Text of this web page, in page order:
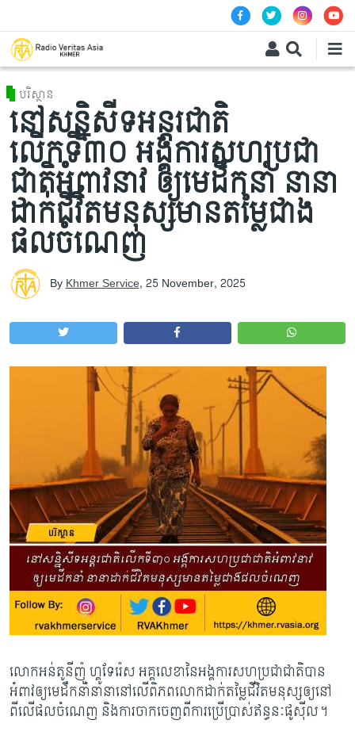
បរិស្ថាន
នៅសន្និសីទអន្តរជាតិ
លើកទី៣០ អង្គការសហប្រជា
ជាតិអំពាវនាវ ឲ្យមេដឹកនាំ នានា​
ដាក់ជីវិតមនុស្សមានតម្លៃជាង​
ផលចំណេញ
ByKhmer Service, 25 November, 2025
លោកអន់តូនីញ៉ូ ហ្គូទែរ៉េស អគ្គលេខានៃអង្គការសហប្រជាជាតិបាន
អំពាវឲ្យ​មេដឹកនាំនានា​នៅ​លើពិភពលោកដាក់តម្លៃ​ជីវិតមនុស្សឲ្យនៅ
ពីលើផលចំណេញ និងការចាកចេញពីការប្រើ​ប្រាស់​ឥន្ធនៈផូស៊ីល។